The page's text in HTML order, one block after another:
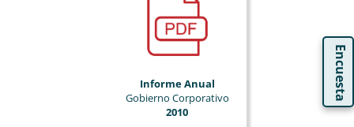
Encuesta
Informe Anual
Gobierno Corporativo
2010